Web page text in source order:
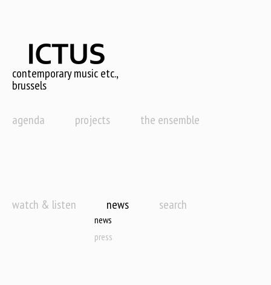
content
contemporary music etc.,
brussels
agenda projects the ensemble
watch & listen news
news
press
search